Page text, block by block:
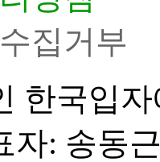
집거부
한국입
자: 송동